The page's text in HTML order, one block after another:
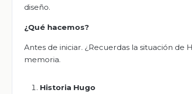
diseño.
¿Qué hacemos?
Antes de iniciar. ¿Recuerdas la situación de
memoria.
Historia Hugo